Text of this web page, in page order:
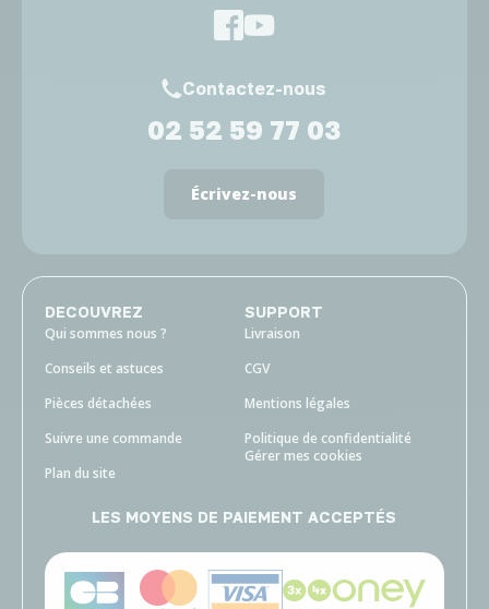
Contactez-nous
02 52 59 77 03
Écrivez-nous
DECOUVREZ
Qui sommes nous ?
Conseils et astuces
Pièces détachées
Suivre une commande
Plan du site
SUPPORT
Livraison
CGV
Mentions légales
Politique de confidentialité
Gérer mes cookies
LES MOYENS DE PAIEMENT ACCEPTÉS